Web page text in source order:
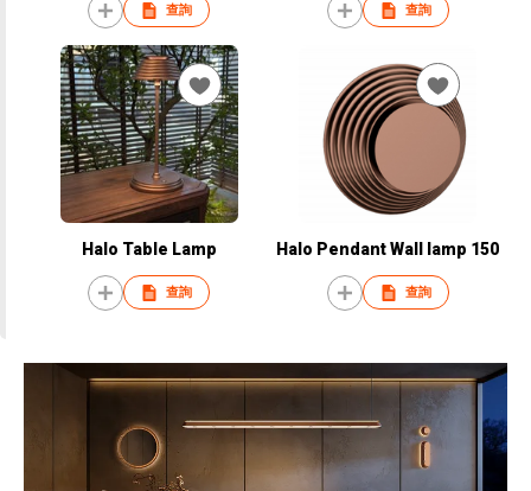
查詢 查詢
Halo Table Lamp
查詢
Halo Pendant Wall lamp 150
查詢